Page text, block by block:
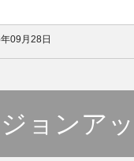
09月28日
ョンア